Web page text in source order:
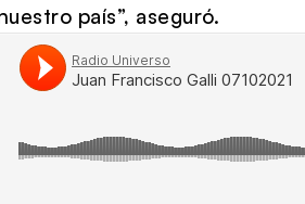
país”, aseguró.